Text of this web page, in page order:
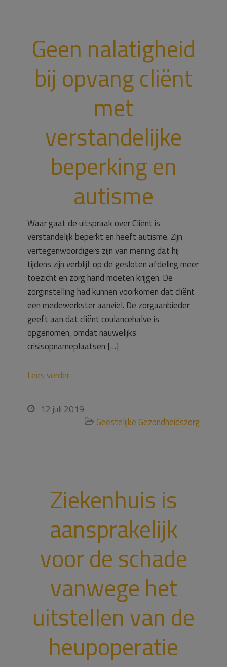
Geen nalatigheid
bij opvang cliënt
met
verstandelijke
beperking en
autisme
Waar gaat de uitspraak over Cliënt is
verstandelijk beperkt en heeft autisme. Zijn
vertegenwoordigers zijn van mening dat hij
tijdens zijn verblijf op de gesloten afdeling meer
toezicht en zorg hand moeten krijgen. De
zorginstelling had kunnen voorkomen dat cliënt
een medewerkster aanviel. De zorgaanbieder
geeft aan dat cliënt coulancehalve is
opgenomen, omdat nauwelijks
crisisopnameplaatsen […]
Lees verder
 12 juli 2019
 Geestelijke Gezondheidszorg
Ziekenhuis is
aansprakelijk
voor de schade
vanwege het
uitstellen van de
heupoperatie